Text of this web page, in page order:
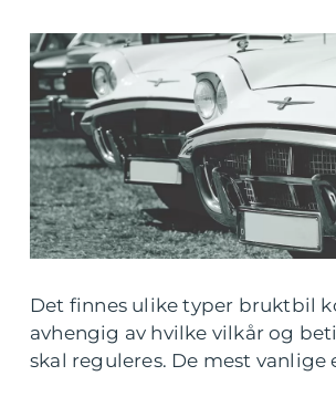
Det finnes ulike typer bruktbil
avhengig av hvilke vilkår og
skal reguleres. De mest vanlige